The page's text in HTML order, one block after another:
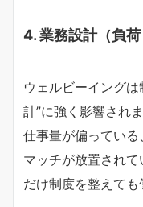
4. 業務設計（負
ウェルビーイング
計”に強く影響されま
仕事量が偏ってい
マッチが放置され
だけ制度を整えても